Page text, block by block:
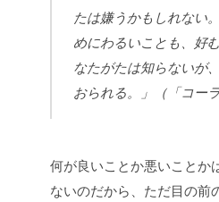
たは嫌うかもしれない
めにわるいことも、好
なたがたは知らないが
おられる。」（「コー
何が良いことか悪いことか
ないのだから、ただ目の前